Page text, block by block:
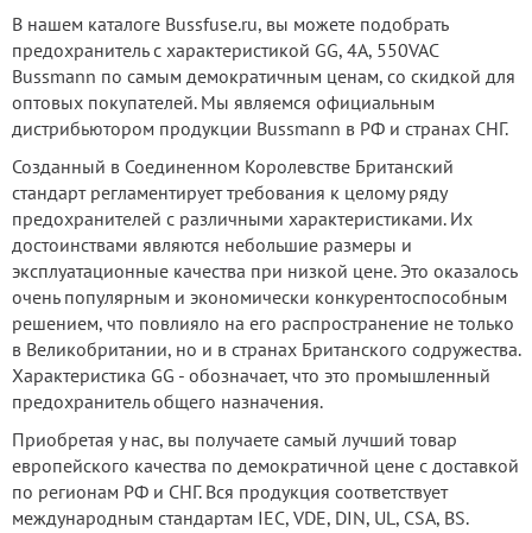
В нашем каталоге Bussfuse.ru, вы можете подобрать
предохранитель с характеристикой GG, 4А, 550VAC
Bussmann по самым демократичным ценам, со скидкой для
оптовых покупателей. Мы являемся официальным
дистрибьютором продукции Bussmann в РФ и странах СНГ.
Созданный в Соединенном Королевстве Британский
стандарт регламентирует требования к целому ряду
предохранителей с различными характеристиками. Их
достоинствами являются небольшие размеры и
эксплуатационные качества при низкой цене. Это оказалось
очень популярным и экономически конкурентоспособным
решением, что повлияло на его распространение не только
в Великобритании, но и в странах Британского содружества.
Характеристика GG - обозначает, что это промышленный
предохранитель общего назначения.
Приобретая у нас, вы получаете самый лучший товар
европейского качества по демократичной цене с доставкой
по регионам РФ и СНГ. Вся продукция соответствует
международным стандартам IEC, VDE, DIN, UL, CSA, BS.